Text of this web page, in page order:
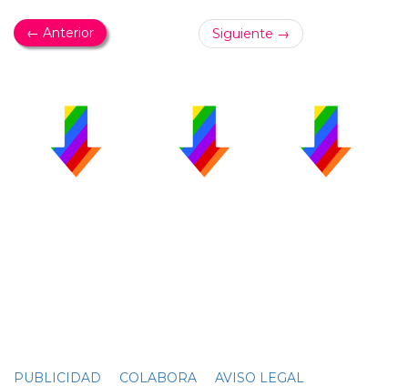
← Anterior Siguiente →
PUBLICIDAD COLABORA AVISO LEGAL